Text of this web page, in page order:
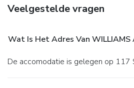
Veelgestelde vragen
Wat Is Het Adres Van WILLIAMS
De accomodatie is gelegen op